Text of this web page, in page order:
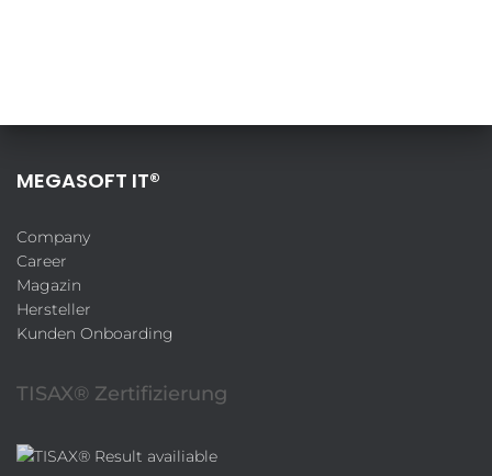
MEGASOFT IT®
Company
Career
Magazin
Hersteller
Kunden Onboarding
TISAX® Zertifizierung